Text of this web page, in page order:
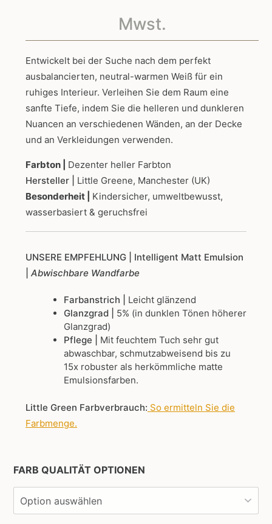
bis
Mwst.
Entwickelt bei der Suche nach dem perfekt
ausbalancierten, neutral-warmen Weiß für ein
ruhiges Interieur. Verleihen Sie dem Raum eine
sanfte Tiefe, indem Sie die helleren und dunkleren
Nuancen an verschiedenen Wänden, an der Decke
und an Verkleidungen verwenden.
Farbton | Dezenter heller Farbton
Hersteller | Little Greene, Manchester (UK)
Besonderheit | Kindersicher, umweltbewusst,
wasserbasiert & geruchsfrei
UNSERE EMPFEHLUNG
| Intelligent Matt Emulsion
Abwischbare Wandfarbe
Farbanstrich | Leicht glänzend
Glanzgrad | 5% (in dunklen Tönen höherer
Glanzgrad)
Pflege | Mit feuchtem Tuch sehr gut
abwaschbar, schmutzabweisend bis zu
15x robuster als herkömmliche matte
Emulsionsfarben.
Little Green Farbverbrauch: So ermitteln Sie die
Farbmenge.
FARB QUALITÄT OPTIONEN